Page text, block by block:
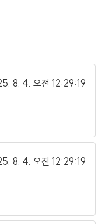
8. 4. 오전 12:29:19
8. 4. 오전 12:29:19